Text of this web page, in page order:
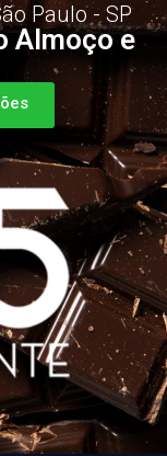
Paulo - SP
Almoço e